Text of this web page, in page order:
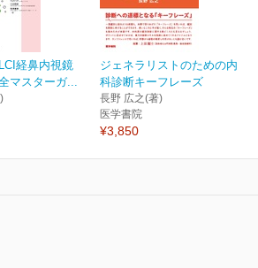
経鼻内視鏡
マスターガ...
ジェネラリストのための内
科診断キーフレーズ
長野 広之(著)
医学書院
¥3,850